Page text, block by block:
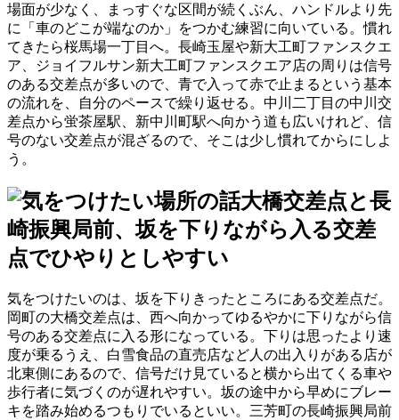
場面が少なく、まっすぐな区間が続くぶん、ハンドルより先
に「車のどこが端なのか」をつかむ練習に向いている。慣れ
てきたら桜馬場一丁目へ。長崎玉屋や新大工町ファンスクエ
ア、ジョイフルサン新大工町ファンスクエア店の周りは信号
のある交差点が多いので、青で入って赤で止まるという基本
の流れを、自分のペースで繰り返せる。中川二丁目の中川交
差点から蛍茶屋駅、新中川町駅へ向かう道も広いけれど、信
号のない交差点が混ざるので、そこは少し慣れてからにしよ
う。
大橋交差点と長
崎振興局前、坂を下りながら入る交差
点でひやりとしやすい
気をつけたいのは、坂を下りきったところにある交差点だ。
岡町の大橋交差点は、西へ向かってゆるやかに下りながら信
号のある交差点に入る形になっている。下りは思ったより速
度が乗るうえ、白雪食品の直売店など人の出入りがある店が
北東側にあるので、信号だけ見ていると横から出てくる車や
歩行者に気づくのが遅れやすい。坂の途中から早めにブレー
キを踏み始めるつもりでいるといい。三芳町の長崎振興局前